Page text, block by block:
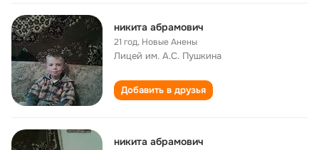
никита абрамович
21 год, Новые Анены
Лицей им. А.С. Пушкина
Добавить в друзья
никита абрамович